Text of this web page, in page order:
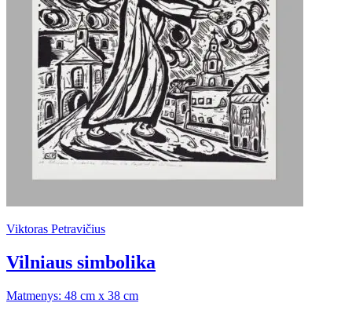
Viktoras Petravičius
Vilniaus simbolika
Matmenys: 48 cm x 38 cm